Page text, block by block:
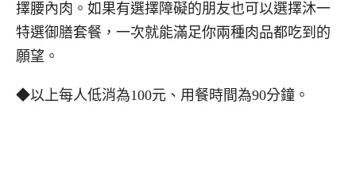
擇腰內肉。如果有選擇障礙的朋友也可以選擇沐一
特選御膳套餐，一次就能滿足你兩種肉品都吃到的
願望。
◆以上每人低消為100元、用餐時間為90分鐘。